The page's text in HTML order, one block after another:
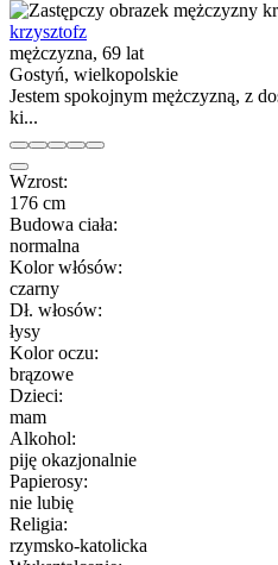
krzysztofz
mężczyzna, 69 lat
Gostyń, wielkopolskie
Jestem spokojnym mężczyzną, z
ki...
Wzrost:
176 cm
Budowa ciała:
normalna
Kolor włósów:
czarny
Dł. włosów:
łysy
Kolor oczu:
brązowe
Dzieci:
mam
Alkohol:
piję okazjonalnie
Papierosy:
nie lubię
Religia:
rzymsko-katolicka